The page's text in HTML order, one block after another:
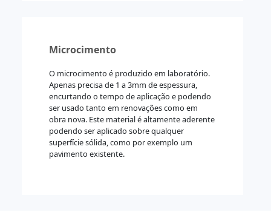
Microcimento
O microcimento é produzido em laboratório.
Apenas precisa de 1 a 3mm de espessura,
encurtando o tempo de aplicação e podendo
ser usado tanto em renovações como em
obra nova. Este material é altamente aderente
podendo ser aplicado sobre qualquer
superfície sólida, como por exemplo um
pavimento existente.